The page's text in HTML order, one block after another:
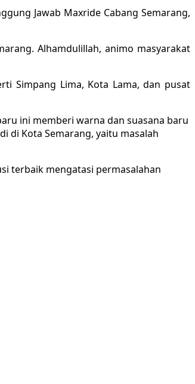
Jawab Maxride Cabang Semarang,
Alhamdulillah, animo masyarakat
Simpang Lima, Kota Lama, dan pusat
ini memberi warna dan suasana baru
di Kota Semarang, yaitu masalah
terbaik mengatasi permasalahan